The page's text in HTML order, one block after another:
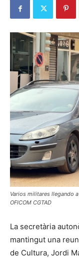
Varios militares llegando
OFICOM CGTAD
La secretària
mantingut una
de Cultura, Jordi